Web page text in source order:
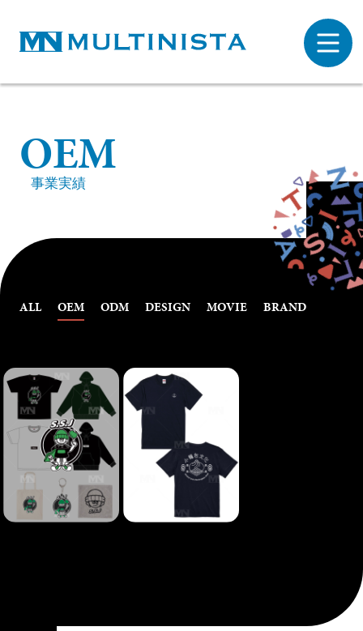
OEM
事業実績
ALL OEM ODM DESIGN MOVIE BRAND